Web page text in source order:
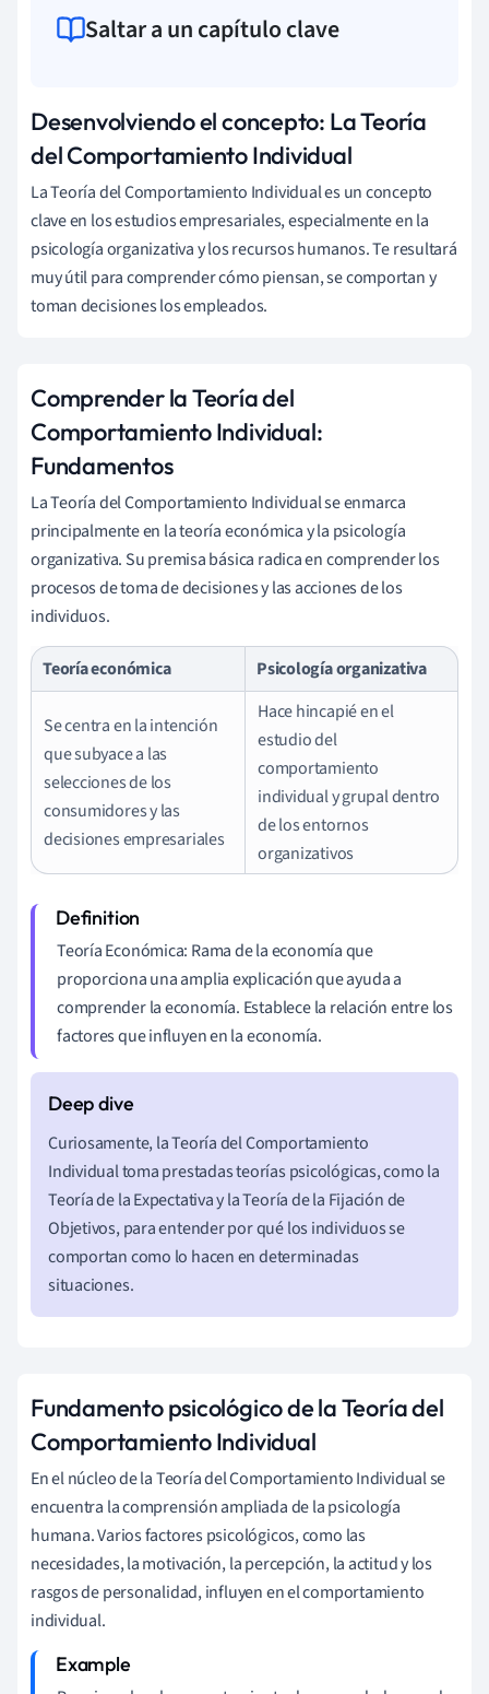
Saltar a un capítulo clave
Desenvolviendo el concepto: La Teoría
del Comportamiento Individual
La Teoría del Comportamiento Individual es un concepto
clave en los estudios empresariales, especialmente en la
psicología organizativa y los recursos humanos. Te resultará
muy útil para comprender cómo piensan, se comportan y
toman decisiones los empleados.
Comprender la Teoría del
Comportamiento Individual:
Fundamentos
La Teoría del Comportamiento Individual se enmarca
principalmente en la teoría económica y la psicología
organizativa. Su premisa básica radica en comprender los
procesos de toma de decisiones y las acciones de los
individuos.
Teoría económica Psicología organizativa
Se centra en la intención
que subyace a las
selecciones de los
consumidores y las
decisiones empresariales
Hace hincapié en el
estudio del
comportamiento
individual y grupal dentro
de los entornos
organizativos
Teoría Económica: Rama de la economía que
proporciona una amplia explicación que ayuda a
comprender la economía. Establece la relación entre los
factores que influyen en la economía.
Curiosamente, la Teoría del Comportamiento
Individual toma prestadas teorías psicológicas, como la
Teoría de la Expectativa y la Teoría de la Fijación de
Objetivos, para entender por qué los individuos se
comportan como lo hacen en determinadas
situaciones.
Fundamento psicológico de la Teoría del
Comportamiento Individual
En el núcleo de la Teoría del Comportamiento Individual se
encuentra la comprensión ampliada de la psicología
humana. Varios factores psicológicos, como las
necesidades, la motivación, la percepción, la actitud y los
rasgos de personalidad, influyen en el comportamiento
individual.